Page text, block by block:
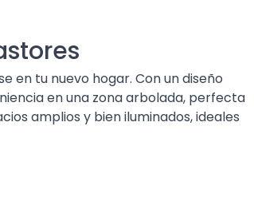
en tu nuevo hogar. Con un diseño
en una zona arbolada, perfecta
amplios y bien iluminados, ideales